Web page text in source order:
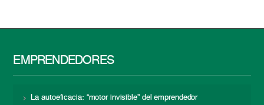
EMPRENDEDORES
La autoeficacia: “motor invisible” del emprendedor